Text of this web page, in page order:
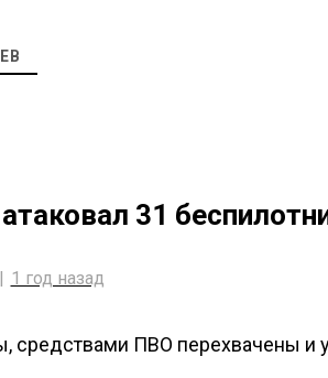
31
1 год назад
средствами ПВО перехвачены и